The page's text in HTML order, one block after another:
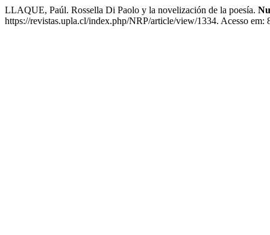
LLAQUE, Paúl. Rossella Di Paolo y la novelización de la poesía.
https://revistas.upla.cl/index.php/NRP/article/view/1334. Acesso em: